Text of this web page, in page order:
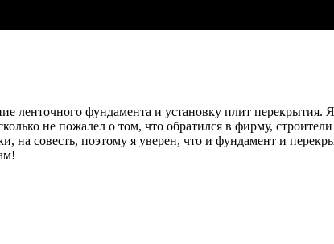
ленточного фундамента и установку плит перекрытия.
не пожалел о том, что обратился в фирму,
на совесть, поэтому я уверен, что и фундамент и